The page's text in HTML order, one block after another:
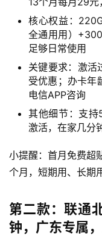
核心权益：
全通用用）
足够日常使用
关键要求：激活
受优惠；办卡年
电信APP咨询
其他细节：支
激活，在家几分
小提醒：首月免费超
个月，短期用、长期
第二款：联通
钟，广东专属